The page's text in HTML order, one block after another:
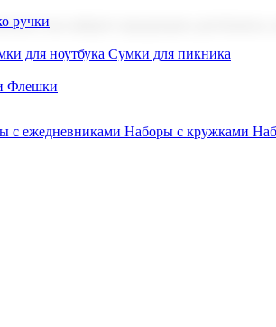
ручки
для ноутбука Сумки для пикника
Флешки
вы найдете продукцию для бизнеса,
с ежедневниками Наборы с кружками